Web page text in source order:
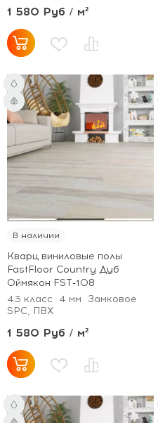
1 580 Руб / м²
В наличии
Кварц виниловые полы
FastFloor Country Дуб
Оймякон FST-108
43 класс
4 мм
Замковое
SPC, ПВХ
1 580 Руб / м²